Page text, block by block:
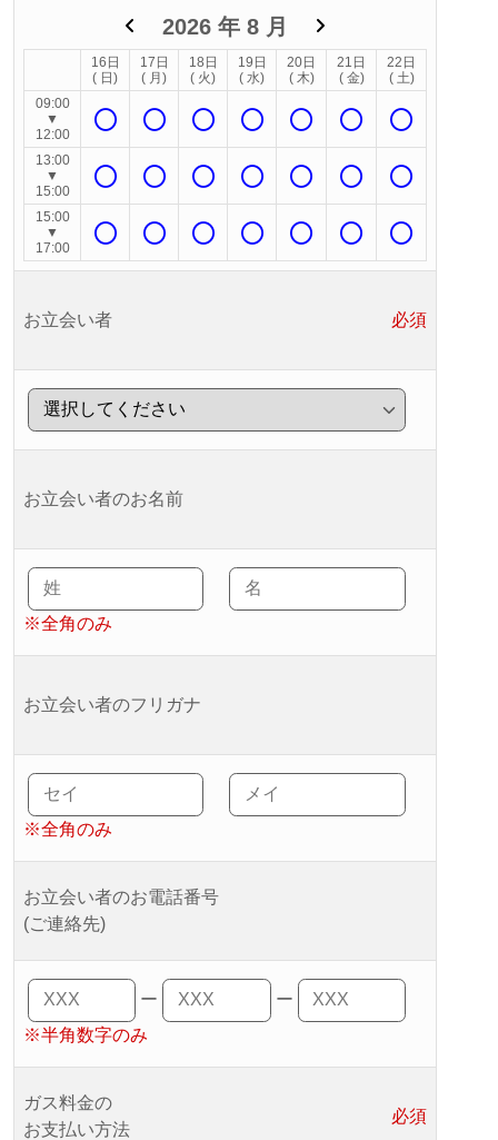
2026 年 8 月
16日
( 日)
17日
( 月)
18日
( 火)
19日
( 水)
20日
( 木)
21日
( 金)
22日
( 土)
09:00
▼
12:00
13:00
▼
15:00
15:00
▼
17:00
お立会い者 必須
お立会い者のお名前
※全角のみ
お立会い者のフリガナ
※全角のみ
お立会い者のお電話番号
(ご連絡先)
ー
ー
※半角数字のみ
ガス料金の
お支払い方法
必須